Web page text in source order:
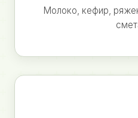
Молоко, кефир,